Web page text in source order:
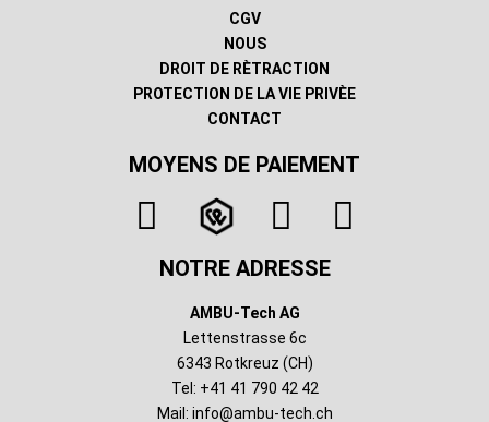
CGV
NOUS
DROIT DE RÈTRACTION
PROTECTION DE LA VIE PRIVÈE
CONTACT
MOYENS DE PAIEMENT
NOTRE ADRESSE
AMBU-Tech AG
Lettenstrasse 6c
6343 Rotkreuz (CH)
Tel: +41 41 790 42 42
Mail: info@ambu-tech.ch